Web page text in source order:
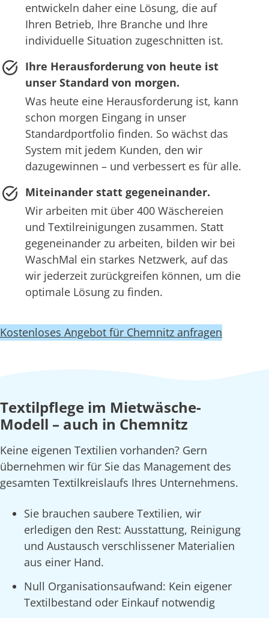
entwickeln daher eine Lösung, die auf
Ihren Betrieb, Ihre Branche und Ihre
individuelle Situation zugeschnitten ist.
Ihre Herausforderung von heute ist
unser Standard von morgen.
Was heute eine Herausforderung ist, kann
schon morgen Eingang in unser
Standardportfolio finden. So wächst das
System mit jedem Kunden, den wir
dazugewinnen – und verbessert es für alle.
Miteinander statt gegeneinander.
Wir arbeiten mit über 400 Wäschereien
und Textilreinigungen zusammen. Statt
gegeneinander zu arbeiten, bilden wir bei
WaschMal ein starkes Netzwerk, auf das
wir jederzeit zurückgreifen können, um die
optimale Lösung zu finden.
Kostenloses Angebot für Chemnitz anfragen
Textilpflege im Mietwäsche-
Modell – auch in Chemnitz
Keine eigenen Textilien vorhanden? Gern
übernehmen wir für Sie das Management des
gesamten Textilkreislaufs Ihres Unternehmens.
Sie brauchen saubere Textilien, wir
erledigen den Rest: Ausstattung, Reinigung
und Austausch verschlissener Materialien
aus einer Hand.
Null Organisationsaufwand: Kein eigener
Textilbestand oder Einkauf notwendig